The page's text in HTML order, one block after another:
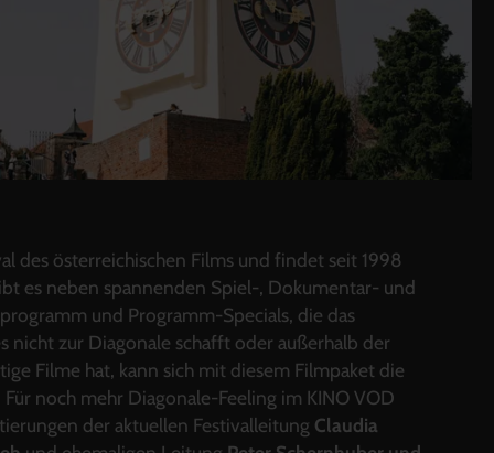
des österreichischen Films und findet seit 1998
es neben spannenden Spiel-, Dokumentar- und
und Programm-Specials, die das
nicht zur Diagonale schafft oder außerhalb der
Filme hat, kann sich mit diesem Filmpaket die
noch mehr Diagonale-Feeling im KINO VOD
der aktuellen Festivalleitung Claudia